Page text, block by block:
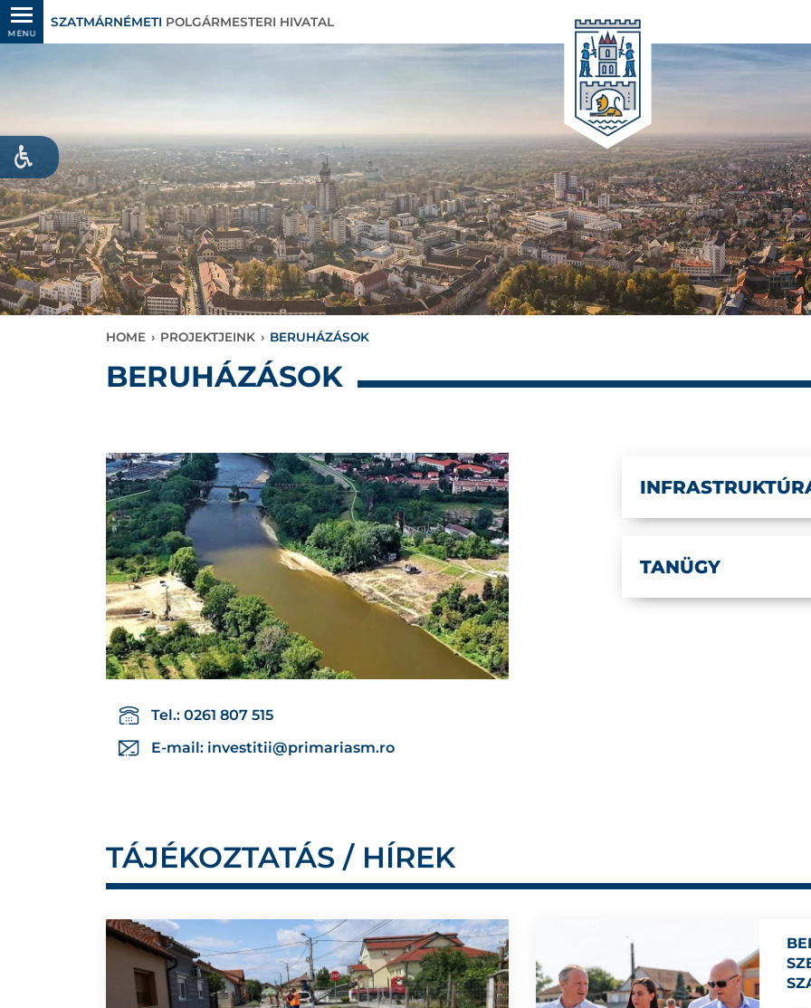
MENU
SZATMÁRNÉMETI POLGÁRMESTERI HIVATAL
HOME › PROJEKTJEINK › BERUHÁZÁSOK
BERUHÁZÁSOK
Tel.: 0261 807 515
E-mail: investitii@primariasm.ro
TANÜGY
TÁJÉKOZTATÁS / HÍREK